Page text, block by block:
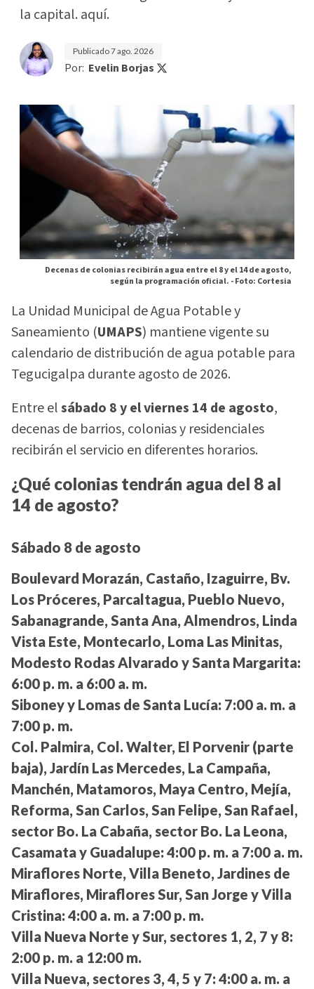
la capital. aquí.
Publicado7 ago. 2026
Por: Evelin Borjas
Decenas de colonias recibirán agua entre el 8 y el 14 de agosto,
según la programación oficial. -Foto: Cortesia
La Unidad Municipal de Agua Potable y
Saneamiento (UMAPS) mantiene vigente su
calendario de distribución de agua potable para
Tegucigalpa durante agosto de 2026.
Entre elsábado 8 y el viernes 14 de agosto,
decenas de barrios, colonias y residenciales
recibirán el servicio en diferentes horarios.
¿Qué colonias tendrán agua del 8 al
14 de agosto?
Sábado 8 de agosto
Boulevard Morazán, Castaño, Izaguirre, Bv.
Los Próceres, Parcaltagua, Pueblo Nuevo,
Sabanagrande, Santa Ana, Almendros, Linda
Vista Este, Montecarlo, Loma Las Minitas,
Modesto Rodas Alvarado y Santa Margarita:
6:00 p. m. a 6:00 a. m.
Siboney y Lomas de Santa Lucía: 7:00 a. m. a
7:00 p. m.
Col. Palmira, Col. Walter, El Porvenir (parte
baja), Jardín Las Mercedes, La Campaña,
Manchén, Matamoros, Maya Centro, Mejía,
Reforma, San Carlos, San Felipe, San Rafael,
sector Bo. La Cabaña, sector Bo. La Leona,
Casamata y Guadalupe: 4:00 p. m. a 7:00 a. m.
Miraflores Norte, Villa Beneto, Jardines de
Miraflores, Miraflores Sur, San Jorge y Villa
Cristina: 4:00 a. m. a 7:00 p. m.
Villa Nueva Norte y Sur, sectores 1, 2, 7 y 8:
2:00 p. m. a 12:00 m.
Villa Nueva, sectores 3, 4, 5 y 7: 4:00 a. m. a